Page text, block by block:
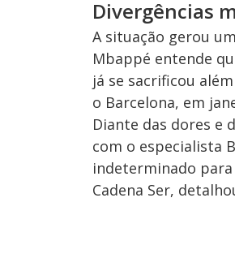
Divergências
A situação gerou
Mbappé entende
já se sacrificou
o Barcelona, em
Diante das dores e
com o especialista
indeterminado
Cadena Ser,